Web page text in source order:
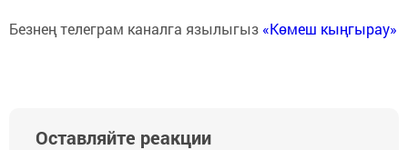
Безнең телеграм каналга язылыгыз «Көмеш кыңгырау»
Оставляйте реакции